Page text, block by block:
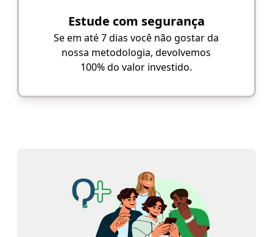
Estude com segurança
Se em até 7 dias você não gostar da
nossa metodologia, devolvemos
100% do valor investido.